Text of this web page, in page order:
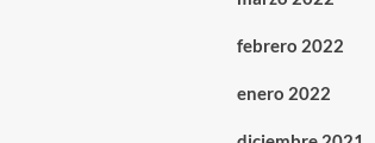
febrero 2022
enero 2022